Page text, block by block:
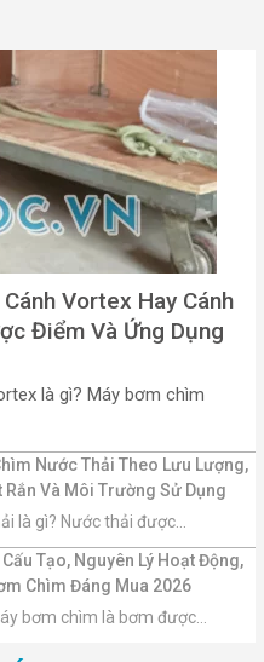
Vortex Hay Cánh
Điểm Và Ứng Dụng
là gì? Máy bơm chìm
Nước Thải Theo Lưu Lượng,
Rắn Và Môi Trường Sử Dụng
là gì? Nước thải được...
Tạo, Nguyên Lý Hoạt Động,
Chìm Đáng Mua 2026
bơm chìm là bơm được...